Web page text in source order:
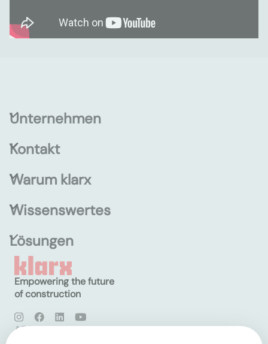
Unternehmen
Kontakt
Warum klarx
Wissenswertes
Lösungen
Empowering the future
of construction
AGB